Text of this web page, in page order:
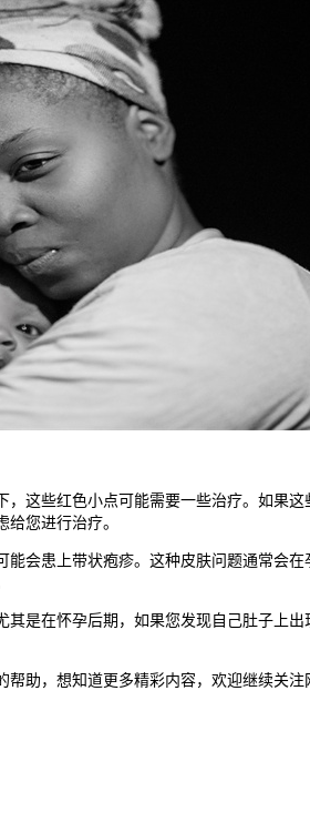
些红色小点可能需要一些治疗。如果
您进行治疗。
患上带状疱疹。这种皮肤问题通常会
在怀孕后期，如果您发现自己肚子上出
，想知道更多精彩内容，欢迎继续关注